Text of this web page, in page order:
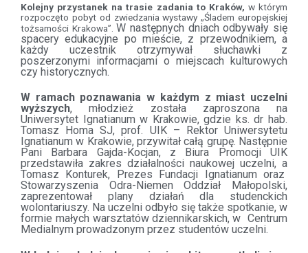
Kolejny przystanek na trasie zadania to Kraków, w którym
rozpoczęto pobyt od zwiedzania wystawy „Śladem europejskiej
tożsamości Krakowa”.W następnych dniach odbywały się
spacery edukacyjne po mieście, z przewodnikiem, a
każdy uczestnik otrzymywał słuchawki z
poszerzonymi informacjami o miejscach kulturowych
czy historycznych.
W ramach poznawania w każdym z miast uczelni
wyższych, młodzież została zaproszona na
Uniwersytet Ignatianum w Krakowie, gdzie ks. dr hab.
Tomasz Homa SJ, prof. UIK – Rektor Uniwersytetu
Ignatianum w Krakowie, przywitał całą grupę. Następnie
Pani Barbara Gajda-Kocjan, z Biura Promocji UIK
przedstawiła zakres działalności naukowej uczelni, a
Tomasz Konturek, Prezes Fundacji Ignatianum oraz
Stowarzyszenia Odra-Niemen Oddział Małopolski,
zaprezentował plany działań dla studenckich
wolontariuszy. Na uczelni odbyło się także spotkanie, w
formie małych warsztatów dziennikarskich, w Centrum
Medialnym prowadzonym przez studentów uczelni.